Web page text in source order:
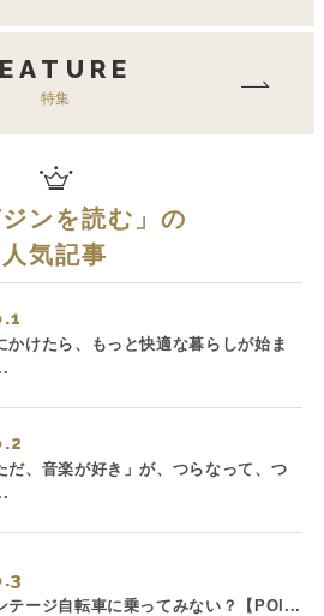
特集
ンを読む 」の
人気記事
かけたら、もっと快適な暮らしが始ま
だ、音楽が好き」が、つらなって、つ
テージ自転車に乗ってみない？【POI...